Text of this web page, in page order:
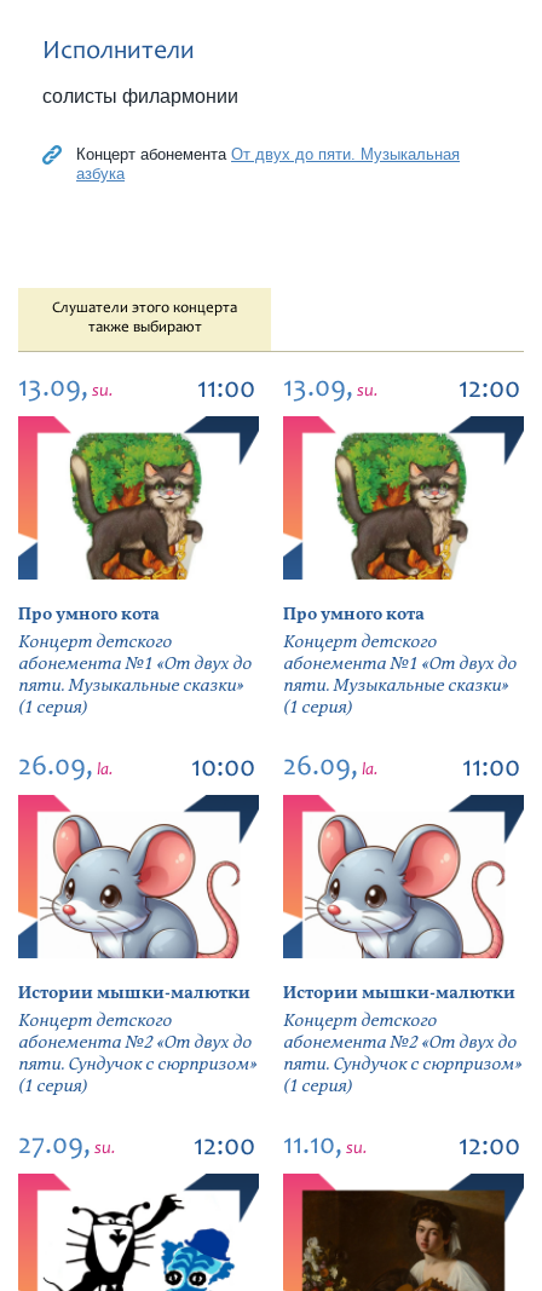
Исполнители
солисты филармонии
Концерт абонемента От двух до пяти. Музыкальная
азбука
Слушатели этого концерта
также выбирают
13.09, su. 11:00
Про умного кота
Концерт детского
абонемента №1 «От двух до
пяти. Музыкальные сказки»
(1 серия)
13.09, su. 12:00
Про умного кота
Концерт детского
абонемента №1 «От двух до
пяти. Музыкальные сказки»
(1 серия)
26.09, la. 10:00
Истории мышки-малютки
Концерт детского
абонемента №2 «От двух до
пяти. Сундучок с сюрпризом»
(1 серия)
26.09, la. 11:00
Истории мышки-малютки
Концерт детского
абонемента №2 «От двух до
пяти. Сундучок с сюрпризом»
(1 серия)
27.09, su. 12:00 11.10, su. 12:00